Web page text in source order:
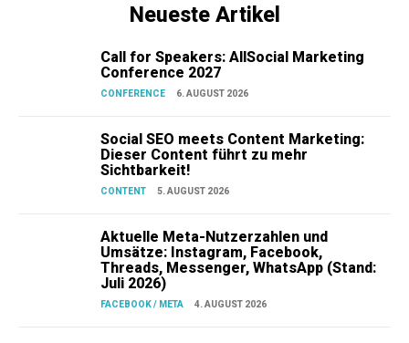
Neueste Artikel
Call for Speakers: AllSocial Marketing
Conference 2027
CONFERENCE 6. AUGUST 2026
Social SEO meets Content Marketing:
Dieser Content führt zu mehr
Sichtbarkeit!
CONTENT 5. AUGUST 2026
Aktuelle Meta-Nutzerzahlen und
Umsätze: Instagram, Facebook,
Threads, Messenger, WhatsApp (Stand:
Juli 2026)
FACEBOOK / META 4. AUGUST 2026